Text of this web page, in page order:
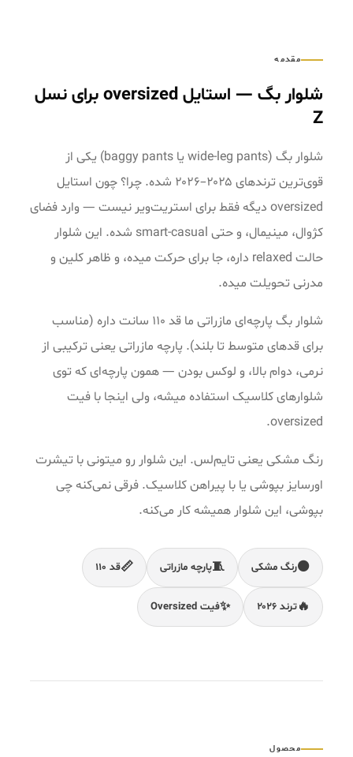
مقدمه
شلوار بگ — استایل oversized برای نسل
Z
شلوار بگ (wide-leg pants یا baggy pants) یکی از
قوی‌ترین ترندهای ۲۰۲۵–۲۰۲۶ شده. چرا؟ چون استایل
oversized دیگه فقط برای استریت‌ویر نیست — وارد فضای
کژوال، مینیمال، و حتی smart-casual شده. این شلوار
حالت relaxed داره، جا برای حرکت میده، و ظاهر کلین و
مدرنی تحویلت میده.
شلوار بگ پارچه‌ای مازراتی ما قد ۱۱۰ سانت داره (مناسب
برای قدهای متوسط تا بلند). پارچه مازراتی یعنی ترکیبی از
نرمی، دوام بالا، و لوکس بودن — همون پارچه‌ای که توی
شلوارهای کلاسیک استفاده میشه، ولی اینجا با فیت
oversized.
رنگ مشکی یعنی تایم‌لس. این شلوار رو میتونی با تیشرت
اورسایز بپوشی یا با پیراهن کلاسیک. فرقی نمی‌کنه چی
بپوشی، این شلوار همیشه کار می‌کنه.
⚫رنگ مشکی 🧵پارچه مازراتی 📏قد ۱۱۰
🔥ترند ۲۰۲۶ ✨فیت Oversized
محصول